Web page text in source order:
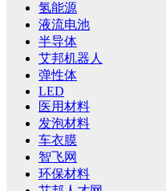
氢能源
液流电池
半导体
艾邦机器人
弹性体
LED
医用材料
发泡材料
车衣膜
智飞网
环保材料